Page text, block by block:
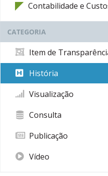
Contabilidade e
CATEGORIA
Item de
História
Visualização
Consulta
Publicação
Vídeo